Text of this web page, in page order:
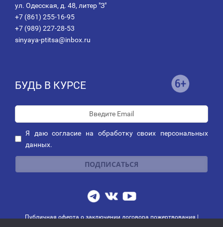
ул. Одесская, д. 48, литер "З"
+7 (861) 255-16-95
+7 (989) 227-28-53
sinyaya-ptitsa@inbox.ru
БУДЬ В КУРСЕ
Я даюсогласие на обработку своих персональных
данных.
Публичная оферта о заключении договора пожертвования |